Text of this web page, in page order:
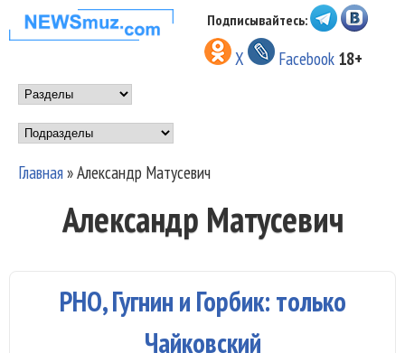
Перейти к основному
содержанию
НОВОСТИ
МУЗЫКИ И
ШОУ БИЗНЕСА
NEWSMUZ.COM
Подписывайтесь:
X Facebook 18+
Main menu
Подразделы
Главная»Александр Матусевич
Александр Матусевич
РНО, Гугнин и Горбик: только
Чайковский